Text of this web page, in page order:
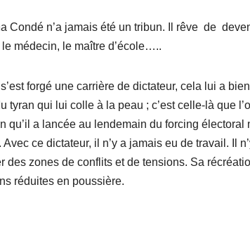
Condé n’a jamais été un tribun. Il rêve de
médecin, le maître d’école…..
forgé une carrière de dictateur, cela lui a
tyran qui lui colle à la peau ; c’est celle-là que
qu’il a lancée au lendemain du forcing
ce dictateur, il n’y a jamais eu de travail. Il
des zones de conflits et de tensions. Sa
réduites en poussière.